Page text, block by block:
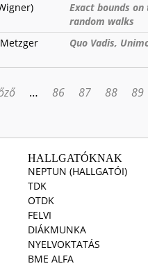
Exact bounds
random walks
Quo Vadis,
… 86 87 88 89
HALLGATÓKNAK
NEPTUN (HALLGATÓI)
TDK
OTDK
FELVI
DIÁKMUNKA
NYELVOKTATÁS
BME ALFA